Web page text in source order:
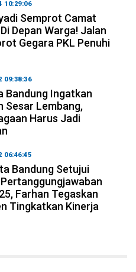
10:29:06
Semprot Camat
Depan Warga! Jalan
Gegara PKL Penuhi
09:38:36
Bandung Ingatkan
Sesar Lembang,
Harus Jadi
06:46:45
Bandung Setujui
Farhan Tegaskan
Tingkatkan Kinerja